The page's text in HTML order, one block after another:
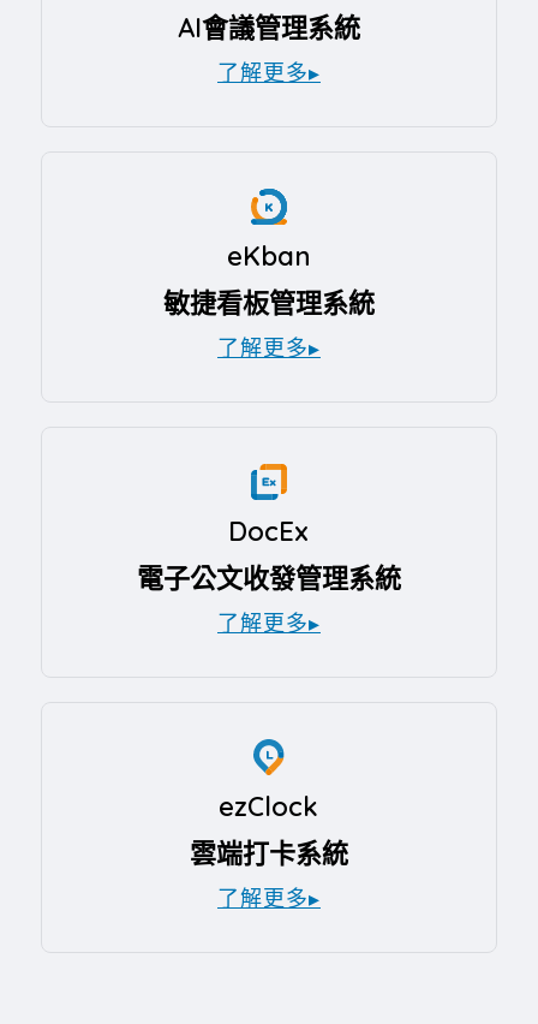
AI會議管理系統
了解更多▸
eKban
敏捷看板管理系統
了解更多▸
DocEx
電子公文收發管理系統
了解更多▸
ezClock
雲端打卡系統
了解更多▸